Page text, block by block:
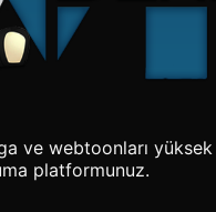
ve webtoonları
platformunuz.